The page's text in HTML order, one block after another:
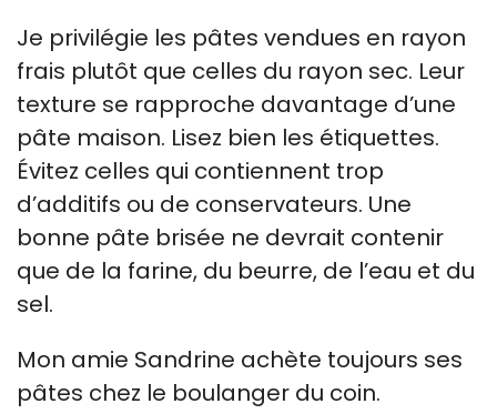
Je privilégie les pâtes vendues en rayon
frais plutôt que celles du rayon sec. Leur
texture se rapproche davantage d’une
pâte maison. Lisez bien les étiquettes.
Évitez celles qui contiennent trop
d’additifs ou de conservateurs. Une
bonne pâte brisée ne devrait contenir
que de la farine, du beurre, de l’eau et du
sel.
Mon amie Sandrine achète toujours ses
pâtes chez le boulanger du coin.